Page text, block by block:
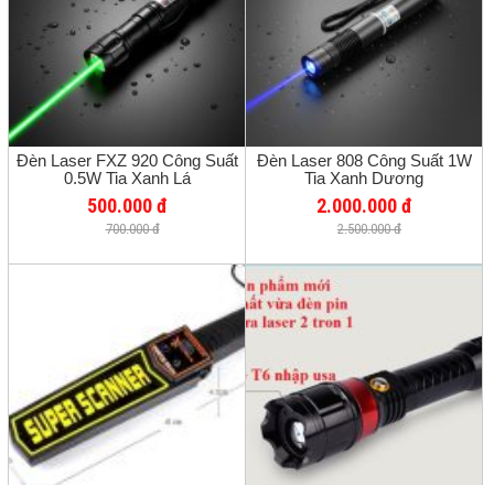
Đèn Laser FXZ 920 Công Suất
0.5W Tia Xanh Lá
500.000 đ
700.000 đ
Đèn Laser 808 Công Suất 1W
Tia Xanh Dương
2.000.000 đ
2.500.000 đ